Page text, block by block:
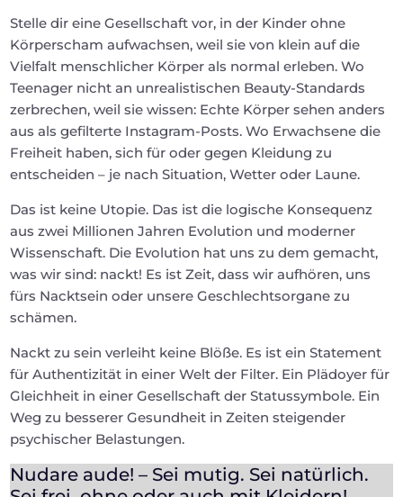
Stelle dir eine Gesellschaft vor, in der Kinder ohne
Körperscham aufwachsen, weil sie von klein auf die
Vielfalt menschlicher Körper als normal erleben. Wo
Teenager nicht an unrealistischen Beauty-Standards
zerbrechen, weil sie wissen: Echte Körper sehen anders
aus als gefilterte Instagram-Posts. Wo Erwachsene die
Freiheit haben, sich für oder gegen Kleidung zu
entscheiden – je nach Situation, Wetter oder Laune.
Das ist keine Utopie. Das ist die logische Konsequenz
aus zwei Millionen Jahren Evolution und moderner
Wissenschaft. Die Evolution hat uns zu dem gemacht,
was wir sind: nackt! Es ist Zeit, dass wir aufhören, uns
fürs Nacktsein oder unsere Geschlechtsorgane zu
schämen.
Nackt zu sein verleiht keine Blöße. Es ist ein Statement
für Authentizität in einer Welt der Filter. Ein Plädoyer für
Gleichheit in einer Gesellschaft der Statussymbole. Ein
Weg zu besserer Gesundheit in Zeiten steigender
psychischer Belastungen.
Nudare aude! – Sei mutig. Sei natürlich.